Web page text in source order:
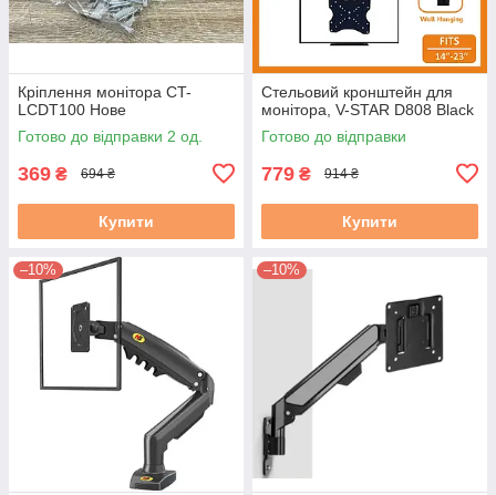
Кріплення монітора CT-
LCDT100 Нове
Готово до відправки 2 од.
369 ₴ 694 ₴
Купити
Стельовий кронштейн для
монітора, V-STAR D808 Black
Готово до відправки
779 ₴ 914 ₴
Купити
–10% –10%